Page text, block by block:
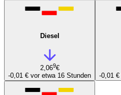
Diesel
2,069€
-0,01 € vor etwa 16 Stunden
-0,01 €